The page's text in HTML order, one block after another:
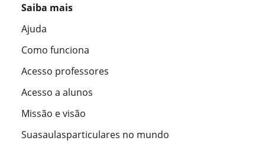
Saiba mais
Ajuda
Como funciona
Acesso professores
Acesso a alunos
Missão e visão
Suasaulasparticulares no mundo